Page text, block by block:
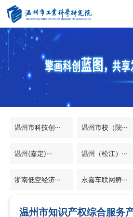
温州市科技创··· 温州市校（院···
温州(嘉定)··· 温州（松江）···
浙南低空经济··· 永嘉车联网孵···
温州市知识产权综合服务